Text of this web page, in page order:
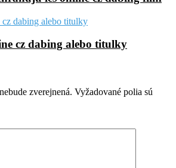
cz dabing alebo titulky
zverejnená. Vyžadované polia sú